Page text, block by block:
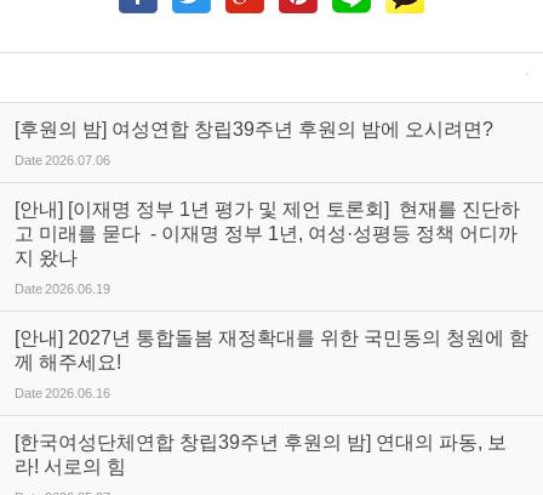
[후원의 밤] 여성연합 창립39주년 후원의 밤에 오시려면?
Date2026.07.06
[안내] [이재명 정부 1년 평가 및 제언 토론회] 현재를 진단하
고 미래를 묻다 - 이재명 정부 1년, 여성·성평등 정책 어디까
지 왔나
Date2026.06.19
[안내] 2027년 통합돌봄 재정확대를 위한 국민동의 청원에 함
께 해주세요!
Date2026.06.16
[한국여성단체연합 창립39주년 후원의 밤] 연대의 파동, 보
라! 서로의 힘